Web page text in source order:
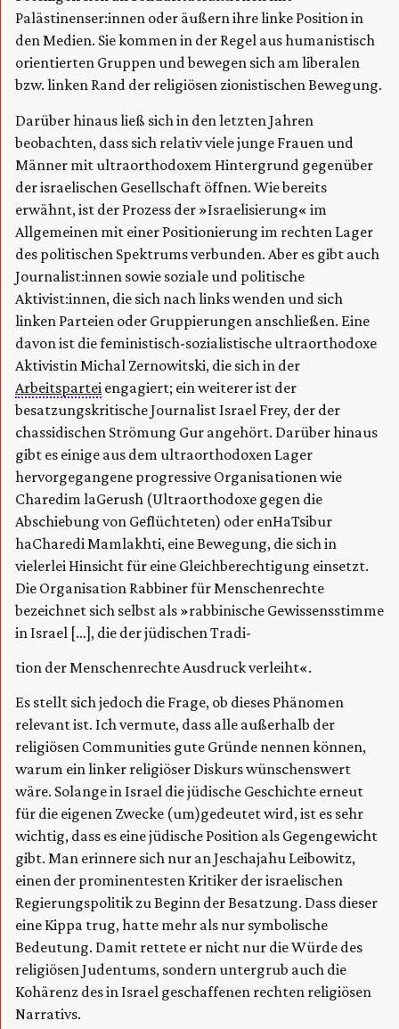
Palästinenser:innen oder äußern ihre linke Position in
den Medien. Sie kommen in der Regel aus humanistisch
orientierten Gruppen und bewegen sich am liberalen
bzw. linken Rand der religiösen zionistischen Bewegung.
Darüber hinaus ließ sich in den letzten Jahren
beobachten, dass sich relativ viele junge Frauen und
Männer mit ultraorthodoxem Hintergrund gegenüber
der israelischen Gesellschaft öffnen. Wie bereits
erwähnt, ist der Prozess der »Israelisierung« im
Allgemeinen mit einer Positionierung im rechten Lager
des politischen Spektrums verbunden. Aber es gibt auch
Journalist:innen sowie soziale und politische
Aktivist:innen, die sich nach links wenden und sich
linken Parteien oder Gruppierungen anschließen. Eine
davon ist die feministisch-sozialistische ultraorthodoxe
Aktivistin Michal Zernowitski, die sich in der
Arbeitspartei engagiert; ein weiterer ist der
besatzungskritische Journalist Israel Frey, der der
chassidischen Strömung Gur angehört. Darüber hinaus
gibt es einige aus dem ultraorthodoxen Lager
hervorgegangene progressive Organisationen wie
Charedim laGerush (Ultraorthodoxe gegen die
Abschiebung von Geflüchteten) oder enHaTsibur
haCharedi Mamlakhti, eine Bewegung, die sich in
vielerlei Hinsicht für eine Gleichberechtigung einsetzt.
Die Organisation Rabbiner für Menschenrechte
bezeichnet sich selbst als »rabbinische Gewissensstimme
in Israel […], die der jüdischen Tradi-
tion der Menschenrechte Ausdruck verleiht«.
Es stellt sich jedoch die Frage, ob dieses Phänomen
relevant ist. Ich vermute, dass alle außerhalb der
religiösen Communities gute Gründe nennen können,
warum ein linker religiöser Diskurs wünschenswert
wäre. Solange in Israel die jüdische Geschichte erneut
für die eigenen Zwecke (um)gedeutet wird, ist es sehr
wichtig, dass es eine jüdische Position als Gegengewicht
gibt. Man erinnere sich nur an Jeschajahu Leibowitz,
einen der prominentesten Kritiker der israelischen
Regierungspolitik zu Beginn der Besatzung. Dass dieser
eine Kippa trug, hatte mehr als nur symbolische
Bedeutung. Damit rettete er nicht nur die Würde des
religiösen Judentums, sondern untergrub auch die
Kohärenz des in Israel geschaffenen rechten religiösen
Narrativs.